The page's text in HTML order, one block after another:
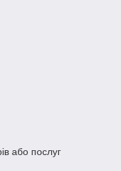
або послуг